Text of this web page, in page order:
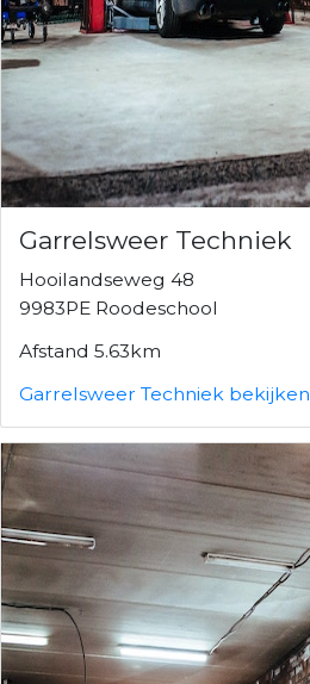
Garrelsweer Techniek
Hooilandseweg 48
9983PE Roodeschool
Afstand 5.63km
Garrelsweer Techniek bekijken